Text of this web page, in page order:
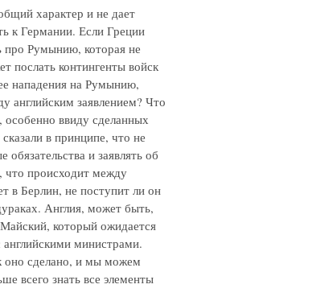
характер и не дает
к Германии. Если Греции
про Румынию, которая не
послать контингенты войск
нападения на Румынию,
английским заявлением? Что
ввиду сделанных
в принципе, что не
и заявлять об
что происходит между
в Берлин, не поступит ли он
Англия, может быть,
который ожидается
министрами.
оно сделано, и мы можем
всего знать все элементы